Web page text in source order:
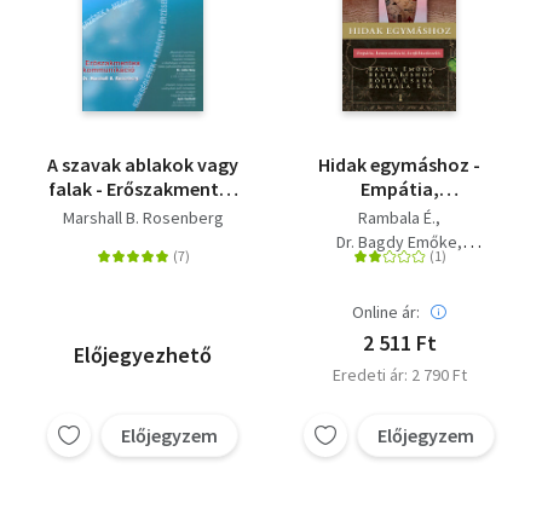
Történelem
A szavak ablakok vagy
falak - Erőszakmentes
kommunikáció
Marshall B. Rosenberg
Előjegyezhető
Előjegyzem
Hidak egymáshoz -
Empátia,
kommunikáció,
konfliktuskezelés
Rambala É.
Dr. Bagdy Emőke
Böjte Csaba Beata Bishop
Online ár:
2 511 Ft
Eredeti ár: 2 790 Ft
Előjegyzem